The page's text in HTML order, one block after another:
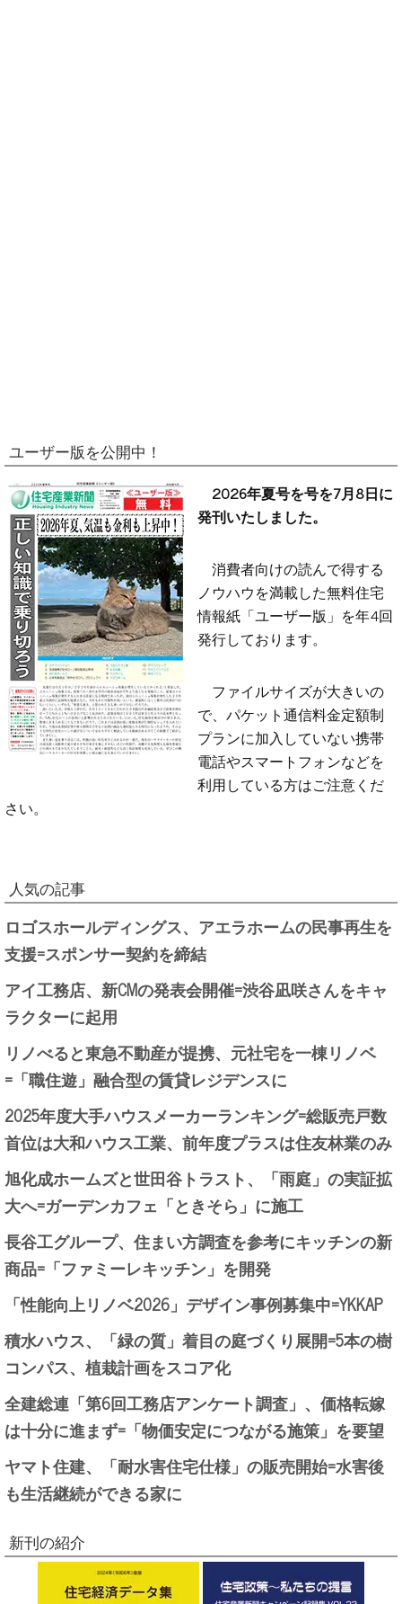
ユーザー版を公開中！
2026年夏号を号を7月8日に
発刊いたしました。
消費者向けの読んで得する
ノウハウを満載した無料住宅
情報紙「ユーザー版」を年4回
発行しております。
ファイルサイズが大きいの
で、パケット通信料金定額制
プランに加入していない携帯
電話やスマートフォンなどを
利用している方はご注意くだ
さい。
人気の記事
ロゴスホールディングス、アエラホームの民事再生を
支援=スポンサー契約を締結
アイ工務店、新CMの発表会開催=渋谷凪咲さんをキャ
ラクターに起用
リノべると東急不動産が提携、元社宅を一棟リノベ
=「職住遊」融合型の賃貸レジデンスに
2025年度大手ハウスメーカーランキング=総販売戸数
首位は大和ハウス工業、前年度プラスは住友林業のみ
旭化成ホームズと世田谷トラスト、「雨庭」の実証拡
大へ=ガーデンカフェ「ときそら」に施工
長谷工グループ、住まい方調査を参考にキッチンの新
商品=「ファミーレキッチン」を開発
「性能向上リノベ2026」デザイン事例募集中=YKKAP
積水ハウス、「緑の質」着目の庭づくり展開=5本の樹
コンパス、植栽計画をスコア化
全建総連「第6回工務店アンケート調査」、価格転嫁
は十分に進まず=「物価安定につながる施策」を要望
ヤマト住建、「耐水害住宅仕様」の販売開始=水害後
も生活継続ができる家に
新刊の紹介